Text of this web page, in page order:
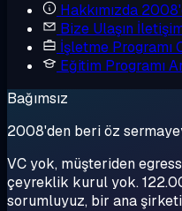
Hakkımızda
Bize Ulaşın
İşletme Programı
Eğitim Programı
Bağımsız
2008'den beri öz
VC yok, müşteriden
çeyreklik kurul yok.
sorumluyuz, bir ana